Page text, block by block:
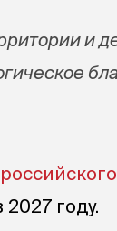
и
2027 году.